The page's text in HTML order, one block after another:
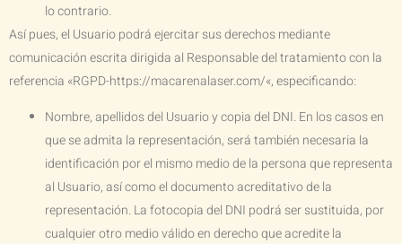
lo contrario.
Así pues, el Usuario podrá ejercitar sus derechos mediante
comunicación escrita dirigida al Responsable del tratamiento con la
referencia «RGPD-https://macarenalaser.com/«, especificando:
Nombre, apellidos del Usuario y copia del DNI. En los casos en
que se admita la representación, será también necesaria la
identificación por el mismo medio de la persona que representa
al Usuario, así como el documento acreditativo de la
representación. La fotocopia del DNI podrá ser sustituida, por
cualquier otro medio válido en derecho que acredite la